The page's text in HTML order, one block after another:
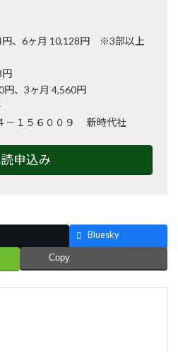
円、6ヶ月 10,128円 ※3部以上
円
円、3ヶ月 4,560円
－１５６００９ 新時代社
申込み
Bluesky
Copy